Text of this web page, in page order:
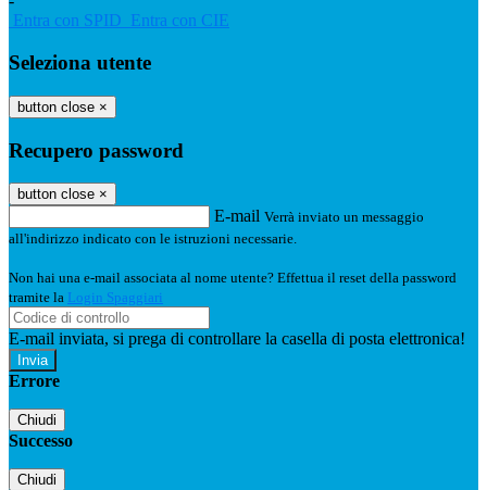
Entra con SPID Entra con CIE
Seleziona utente
button close ×
Recupero password
button close ×
E-mail Verrà inviato un messaggio
all'indirizzo indicato con le istruzioni necessarie.
Non hai una e-mail associata al nome utente? Effettua il reset della password
tramite la Login Spaggiari
E-mail inviata, si prega di controllare la casella di posta elettronica!
Errore
Chiudi
Successo
Chiudi